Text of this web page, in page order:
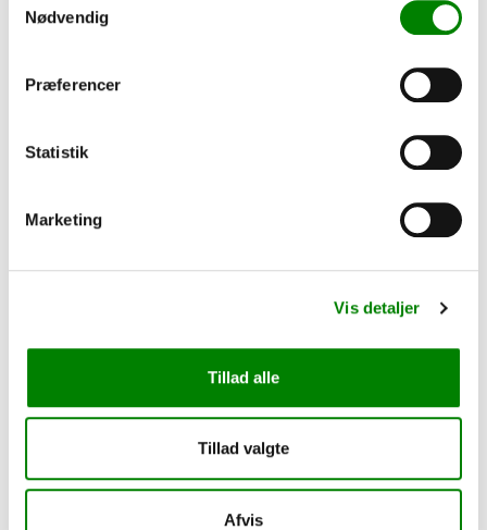
Nødvendig
Præferencer
Statistik
Marketing
Vis detaljer
Tillad alle
Tillad valgte
Afvis
LED bånd - COB, 24V, 480 Led/m, 3000K, 9,6W/m,
573,00 kr.